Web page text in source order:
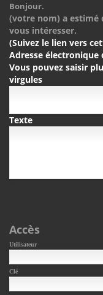
Bonjour.
(votre nom) a estimé
vous intéresser.
(Suivez le lien vers
Adresse électronique
Vous pouvez saisir
virgules
Texte
Accès
Utilisateur
Clé